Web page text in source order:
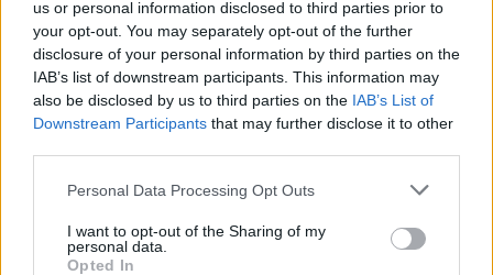
us or personal information disclosed to third parties prior to
your opt-out. You may separately opt-out of the further
disclosure of your personal information by third parties on the
IAB’s list of downstream participants. This information may
also be disclosed by us to third parties on the IAB’s List of
Downstream Participants that may further disclose it to other
Personal Data Processing Opt Outs
I want to opt-out of the Sharing of my
personal data.
Opted In
zapobiegł tragedii. Wyraził też obawę, że gdy
opuści swój dom, każdy będzie mógł go zabić.
Bóg jednak obiecał mu Swoją opiekę w trakcie
tułaczki.